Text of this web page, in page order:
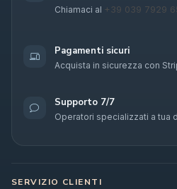
Chiamaci al +39 039 7929
Pagamenti sicuri
Acquista in sicurezza con
Supporto 7/7
Operatori specializzati a tua
SERVIZIO CLIENTI